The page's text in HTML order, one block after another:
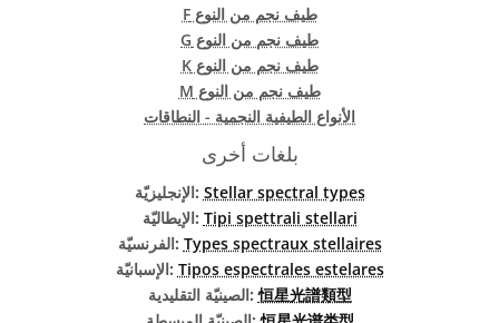
طيف نجم من النوع F
طيف نجم من النوع G
طيف نجم من النوع K
طيف نجم من النوع M
الأنواع الطيفية النجمية - النطاقات
بلغات أخرى
الإنجليزيّة: Stellar spectral types
الإيطاليّة: Tipi spettrali stellari
الفرنسيّة: Types spectraux stellaires
الإسبانيّة: Tipos espectrales estelares
الصينيّة التقليدية:恒星光譜類型